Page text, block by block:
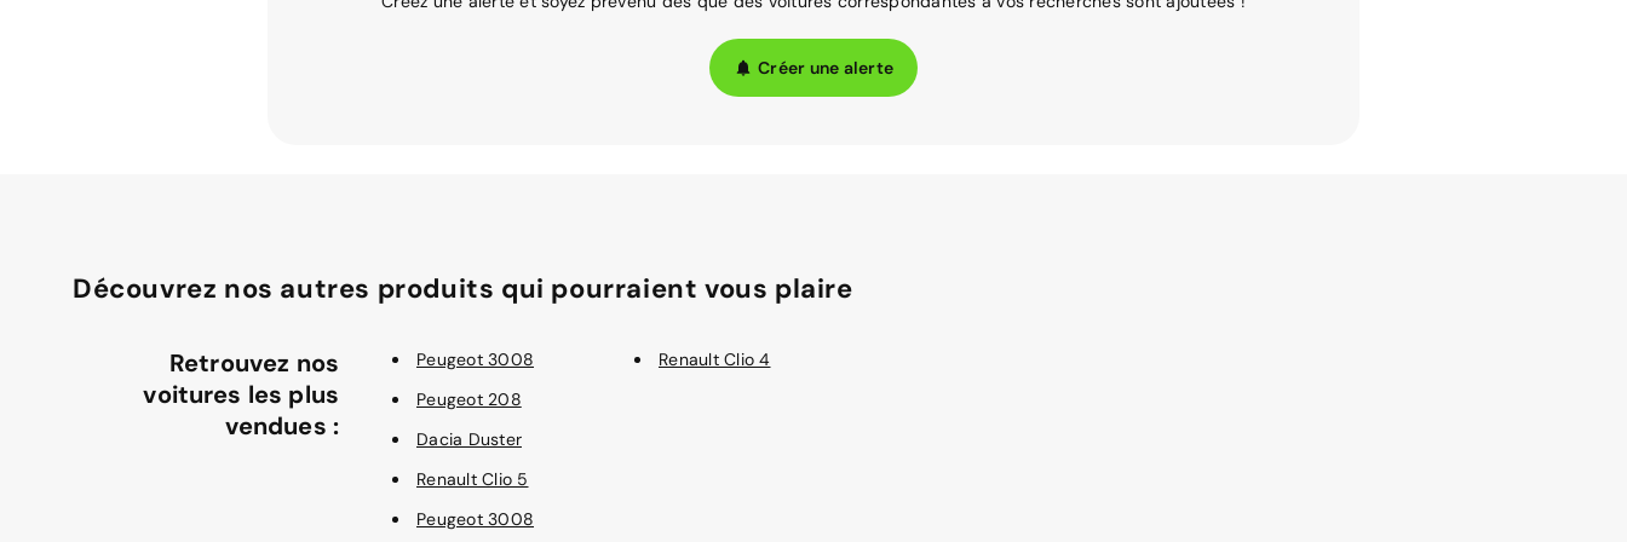
Créer une alerte
Découvrez nos autres produits qui pourraient vous plaire
Retrouvez nos
voitures les plus
vendues :
Peugeot 3008
Peugeot 208
Dacia Duster
Renault Clio 5
Peugeot 3008
Renault Clio 4